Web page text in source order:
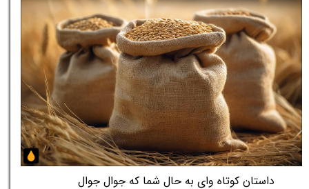
داستان کوتاه وای به حال شما که جوال جوال